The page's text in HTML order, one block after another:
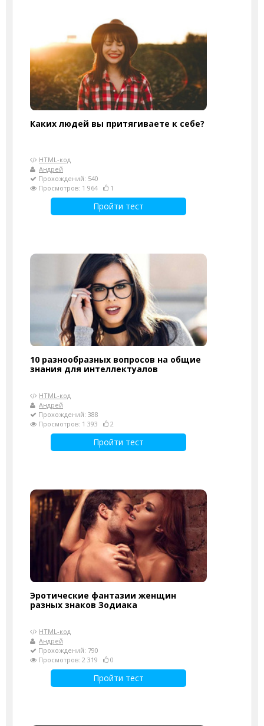
Каких людей вы притягиваете к себе?
HTML-код
Андрей
Прохождений: 540
Просмотров: 1 964
1
Пройти тест
10 разнообразных вопросов на общие
знания для интеллектуалов
HTML-код
Андрей
Прохождений: 388
Просмотров: 1 393
2
Пройти тест
Эротические фантазии женщин
разных знаков Зодиака
HTML-код
Андрей
Прохождений: 790
Просмотров: 2 319
0
Пройти тест